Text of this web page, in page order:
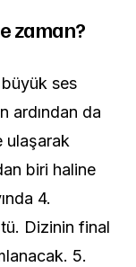
zaman?
ses
ardından da
ulaşarak
biri haline
4.
Dizinin final
5.